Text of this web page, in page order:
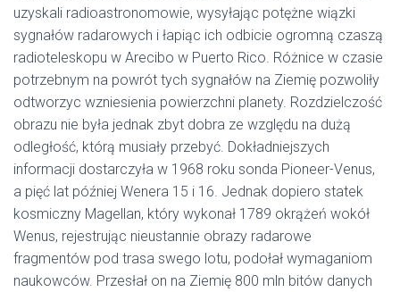
uzyskali radioastronomowie, wysyłając potężne wiązki
sygnałów radarowych i łapiąc ich odbicie ogromną czaszą
radioteleskopu w Arecibo w Puerto Rico. Różnice w czasie
potrzebnym na powrót tych sygnałów na Ziemię pozwoliły
odtworzyc wzniesienia powierzchni planety. Rozdzielczość
obrazu nie była jednak zbyt dobra ze względu na dużą
odległość, którą musiały przebyć. Dokładniejszych
informacji dostarczyła w 1968 roku sonda Pioneer-Venus,
a pięć lat później Wenera 15 i 16. Jednak dopiero statek
kosmiczny Magellan, który wykonał 1789 okrążeń wokół
Wenus, rejestrując nieustannie obrazy radarowe
fragmentów pod trasa swego lotu, podołał wymaganiom
naukowców. Przesłał on na Ziemię 800 mln bitów danych